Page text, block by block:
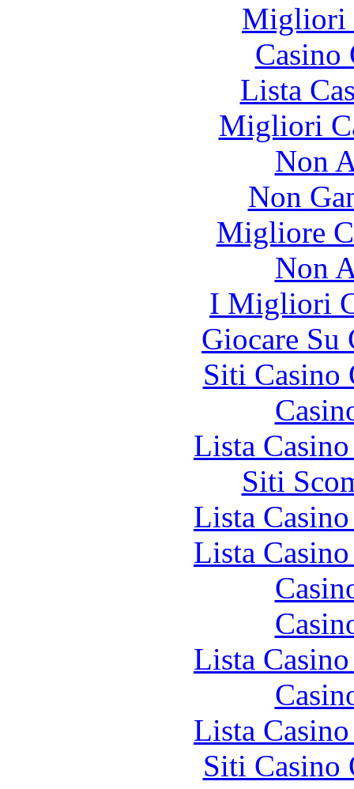
Migliori
Lista
Migliori
Non
Non
Migliore
Non
I Migliori
Giocare Su
Siti Casino
Lista
Siti
Lista
Lista
Lista
Lista
Siti Casino